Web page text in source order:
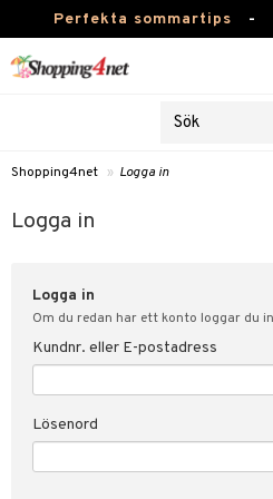
Perfekta sommartips -
Kontaktlinser
Hälsokost
Fitness
Hem & Inredning
Leksaker, Barn & Baby
Varumärken
Shopping4net » Logga in
Logga in
Logga in
Om du redan har ett konto loggar du
Kundnr. eller E-postadress
Lösenord
svar